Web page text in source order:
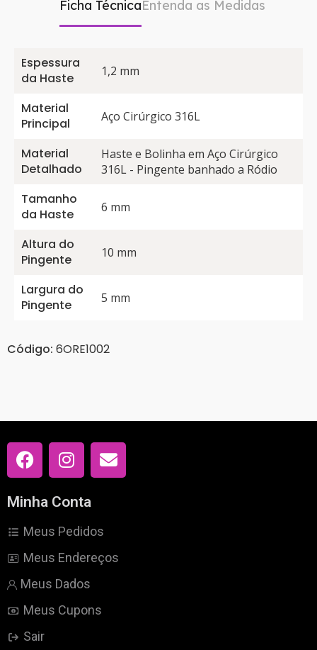
Ficha TécnicaEntenda as Medidas
Espessura
da Haste
1,2 mm
Material
Principal
Aço Cirúrgico 316L
Material
Detalhado
Haste e Bolinha em Aço Cirúrgico
316L - Pingente banhado a Ródio
Tamanho
da Haste
6 mm
Altura do
Pingente
10 mm
Largura do
Pingente
5 mm
Código: 6ORE1002
Minha Conta
Meus Pedidos
Meus Endereços
Meus Dados
Meus Cupons
Sair